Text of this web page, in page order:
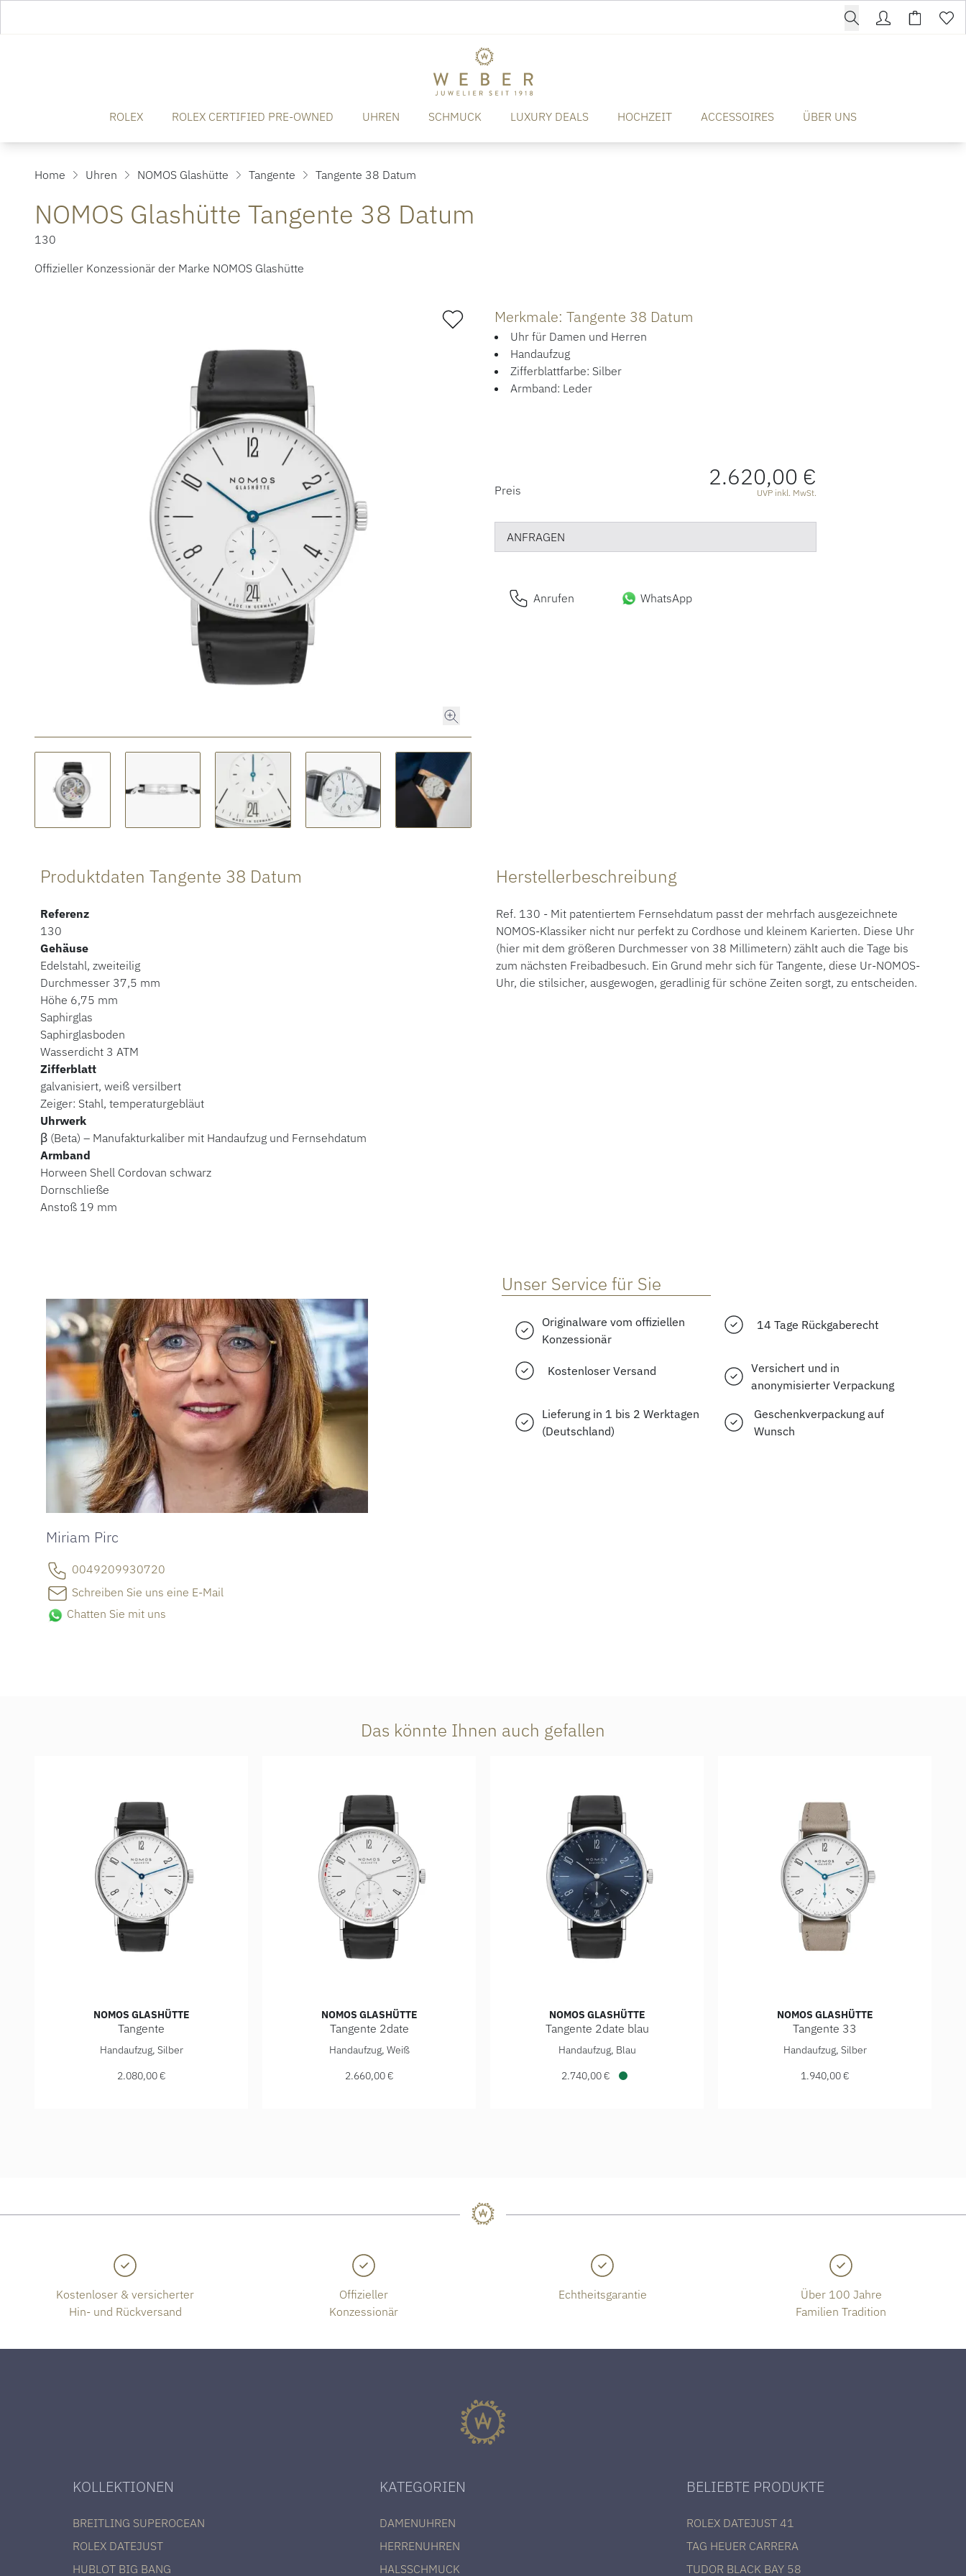
ROLEX ROLEX CERTIFIED PRE-OWNED UHREN SCHMUCK LUXURY DEALS HOCHZEIT ACCESSOIRES ÜBER UNS
Home Uhren NOMOS Glashütte Tangente Tangente 38 Datum
NOMOS Glashütte Tangente 38 Datum
130
Offizieller Konzessionär der Marke NOMOS Glashütte
Merkmale: Tangente 38 Datum
Uhr für Damen und Herren
Handaufzug
Zifferblattfarbe: Silber
Armband: Leder
PREISINFORMATIONEN
Preis 2.620,00 €
UVP inkl. MwSt.
ANFRAGEN
Anrufen WhatsApp
Produktdaten Tangente 38 Datum
Referenz
130
Gehäuse
Edelstahl, zweiteilig
Durchmesser 37,5 mm
Höhe 6,75 mm
Saphirglas
Saphirglasboden
Wasserdicht 3 ATM
Zifferblatt
galvanisiert, weiß versilbert
Zeiger: Stahl, temperaturgebläut
Uhrwerk
β (Beta) – Manufakturkaliber mit Handaufzug und Fernsehdatum
Armband
Horween Shell Cordovan schwarz
Dornschließe
Anstoß 19 mm
Herstellerbeschreibung
Ref. 130 - Mit patentiertem Fernsehdatum passt der mehrfach ausgezeichnete
NOMOS-Klassiker nicht nur perfekt zu Cordhose und kleinem Karierten. Diese Uhr
(hier mit dem größeren Durchmesser von 38 Millimetern) zählt auch die Tage bis
zum nächsten Freibadbesuch. Ein Grund mehr sich für Tangente, diese Ur-NOMOS-
Uhr, die stilsicher, ausgewogen, geradlinig für schöne Zeiten sorgt, zu entscheiden.
Miriam Pirc
0049209930720
Schreiben Sie uns eine E-Mail
Chatten Sie mit uns
Unser Service für Sie
Originalware vom offiziellen
Konzessionär
14 Tage Rückgaberecht
Kostenloser Versand
Versichert und in
anonymisierter Verpackung
Lieferung in 1 bis 2 Werktagen
(Deutschland)
Geschenkverpackung auf
Wunsch
Das könnte Ihnen auch gefallen
NOMOS GLASHÜTTE
Tangente
NOMOS Glashütte Tangente, Ref: 139, Preis: 2.080,00 €
Handaufzug, Silber
2.080,00 €
NOMOS GLASHÜTTE
Tangente 2date
NOMOS Glashütte Tangente 2date , Ref: 135, Preis: 2.660,00 €
Handaufzug, Weiß
2.660,00 €
NOMOS GLASHÜTTE
Tangente 2date blau
NOMOS Glashütte Tangente 2date blau, Ref: 136, Preis: 2.740,00 €, Verfügbar
Handaufzug, Blau
2.740,00 €
NOMOS GLASHÜTTE
Tangente 33
NOMOS Glashütte Tangente 33, Ref: 123,
Handaufzug, Silber
1.940,00 €
Kostenloser & versicherter
Hin- und Rückversand
Offizieller
Konzessionär
Echtheitsgarantie
Über 100 Jahre
Familien Tradition
KOLLEKTIONEN
BREITLING SUPEROCEAN
ROLEX DATEJUST
HUBLOT BIG BANG
KATEGORIEN
DAMENUHREN
HERRENUHREN
HALSSCHMUCK
BELIEBTE PRODUKTE
ROLEX DATEJUST 41
TAG HEUER CARRERA
TUDOR BLACK BAY 58